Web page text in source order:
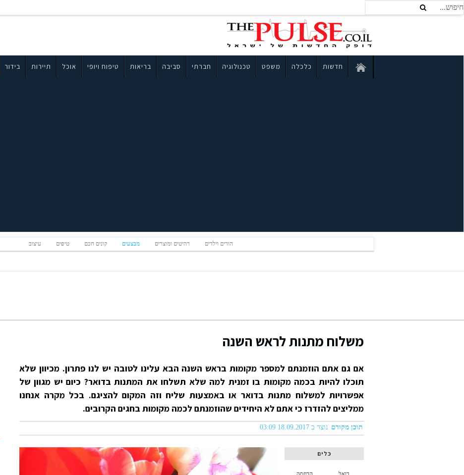
חדשות כלכלה משפט טכנולוגיה חברתי סביבה בריאות טיפוח ויופי אוכל תיירות בידור
הורים וילדים רהיטים ומוצרים מבצעים קונים חכם טיפים עיצוב
משלוח מתנות לראש השנה
אם גם אתם הוזמנתם למספר מקומות בראש השנה הבא עלינו לטובה יש לנו פתרון. מכיוון שלא
תוכלו להיות בכמה מקומות בו זמנית למה שלא תשלחו את המתנות בדואר? כיום יש מגוון של
אפשרויות למשלוח מתנות בדואר או באמצעות שליח וזה המקום להציגם. בכל מקרה אנחנו
ממליצים להזדרז כי אתם לא היחידים שהוזמנתם לכמה מקומות בחגים הקרובים.
תוכן מקודם נוצר ב 18.09.2017 03:09
כלים